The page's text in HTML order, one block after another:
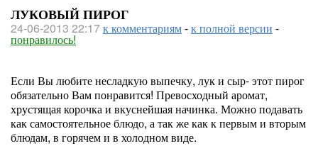
ЛУКОВЫЙ ПИРОГ
24-06-2013 22:17к комментариям-к полной версии -
понравилось!
Если Вы любите несладкую выпечку, лук и сыр- этот пирог
обязательно Вам понравится! Превосходный аромат,
хрустящая корочка и вкуснейшая начинка. Можно подавать
как самостоятельное блюдо, а так же как к первым и вторым
блюдам, в горячем и в холодном виде.